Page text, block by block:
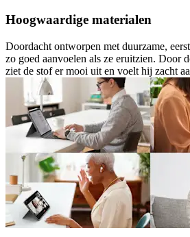
Hoogwaardige materialen
Doordacht ontworpen met duurzame,
zo goed aanvoelen als ze eruitzien. Door
ziet de stof er mooi uit en voelt hij zacht